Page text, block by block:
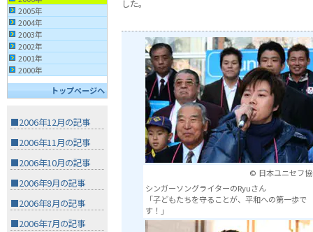
2005年
2004年
2003年
2002年
2001年
2000年
トップページへ
■2006年12月の記事
■2006年11月の記事
■2006年10月の記事
■2006年9月の記事
■2006年8月の記事
■2006年7月の記事
した。
© 日本ユニセフ
シンガーソングライターのRyuさん
「子どもたちを守ることが、平和への第一歩で
す！」